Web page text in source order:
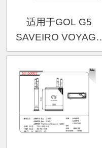
适用于GOL G5
SAVEIRO VOYAGE
POLO 08暖风